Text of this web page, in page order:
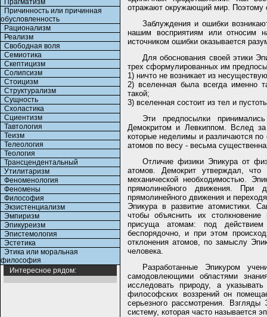
Прагматизм
Причинность или причинная
обусловленность
Рационализм
Реализм
Свободная воля
Семиотика
Скептицизм
Солипсизм
Стоицизм
Структурализм
Сущность
Схоластика
Сциентизм
Тавтология
Теизм
Телеология
Теология
Трансцендентальный
Утилитаризм
Феноменология
Феномены
Философия
Экзистенциализм
Эмпиризм
Эпикуреизм
Эпистемология
Эстетика
Этика или моральная
философия
Интересное рядом:
отражают окружающий мир. Поэтому
Заблуждения и ошибки
нашим восприятиям или относим
источником ошибки оказывается
Для обоснования своей этики
трех сформулированных им
1) ничто не возникает из
2) вселенная была всегда именно
такой;
3) вселенная состоит из тел и
Эти предпосылки
Демокритом и Левкиппом. Вслед
которые неделимы и различаются
атомов по весу - весьма
Отличие физики Эпикура от
атомов. Демокрит утверждал,
механической необходимостью.
прямолинейного движения. При
прямолинейного движения и
Эпикура в развитие атомистики.
чтобы объяснить их
присуща атомам: под
беспорядочно, и при этом
отклонения атомов, по замыслу
человека.
Разработанные Эпикуром
самодовлеющими областями
исследовать природу, а
философских воззрений он
серьезного рассмотрения.
систему, которая часто называется